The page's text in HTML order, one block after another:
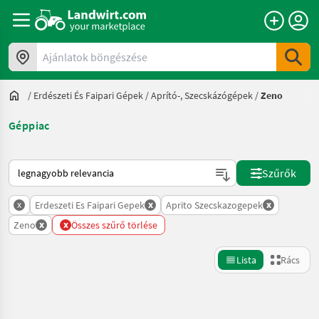
Ajánlatok böngészése
/ Erdészeti És Faipari Gépek /Aprító-, Szecskázógépek /Zeno
Géppiac
Így van sorba rendezve a Landwirt.com-on
Szűrők
x Erdeszeti Es Faipari Gepek x Aprito Szecskazogepek x
Zeno x x Összes szűrő törlése
Lista Rács